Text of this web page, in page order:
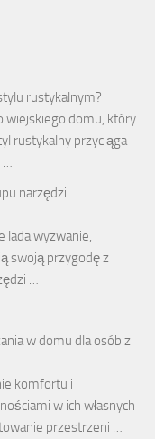
rustykalnym?
wiejskiego domu, który
rustykalny przyciąga
…
narzędzi
lada wyzwanie,
swoją przygodę z
…
w domu dla osób z
komfortu i
w ich własnych
przestrzeni …